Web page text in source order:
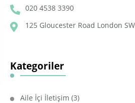
020 4538 3390
125 Gloucester Road London
Kategoriler
Aile İçi İletişim (3)